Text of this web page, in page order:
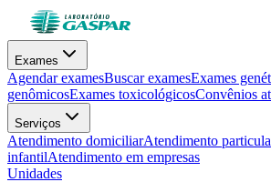
Exames
Agendar examesBuscar examesExames
genômicosExames toxicológicosConvênios
Serviços
Atendimento domiciliarAtendimento
infantilAtendimento em empresas
Unidades